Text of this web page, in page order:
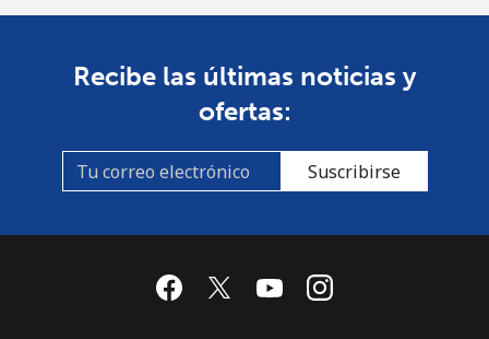
Recibe las últimas noticias y
ofertas:
Suscribirse